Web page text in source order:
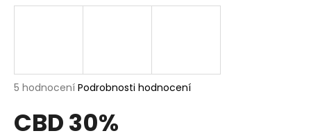
Průměrné
produktu
je
5 hodnocení Podrobnosti hodnocení
CBD 30%
t
?